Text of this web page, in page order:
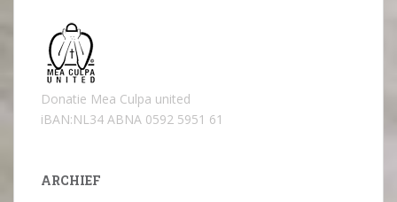
Donatie Mea Culpa united
iBAN:NL34 ABNA 0592 5951 61
ARCHIEF